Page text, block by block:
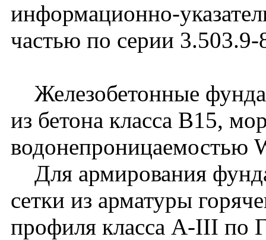
информационно-
частью по серии
Железобетонные
из бетона класса В15,
водонепроницаемостью
Для армирования
сетки из арматуры
профиля класса A-III по